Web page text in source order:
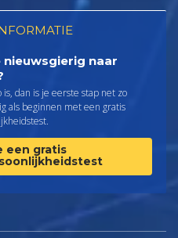
nieuwsgierig naar
is, dan is je eerste stap net zo
als beginnen met een gratis
een gratis